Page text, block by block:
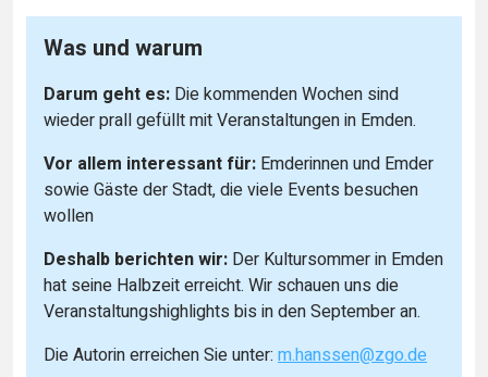
Was und warum
Darum geht es: Die kommenden Wochen sind
wieder prall gefüllt mit Veranstaltungen in Emden.
Vor allem interessant für: Emderinnen und Emder
sowie Gäste der Stadt, die viele Events besuchen
wollen
Deshalb berichten wir: Der Kultursommer in Emden
hat seine Halbzeit erreicht. Wir schauen uns die
Veranstaltungshighlights bis in den September an.
Die Autorin erreichen Sie unter: m.hanssen@zgo.de